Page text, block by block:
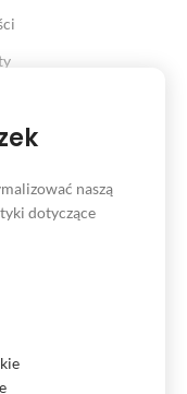
naszą
dotyczące